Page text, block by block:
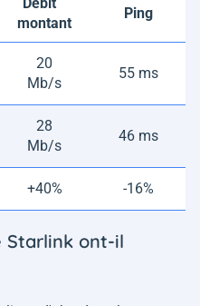
montant
Ping
20
Mb/s
55 ms
28
Mb/s
46 ms
+40% -16%
Starlink ont-il